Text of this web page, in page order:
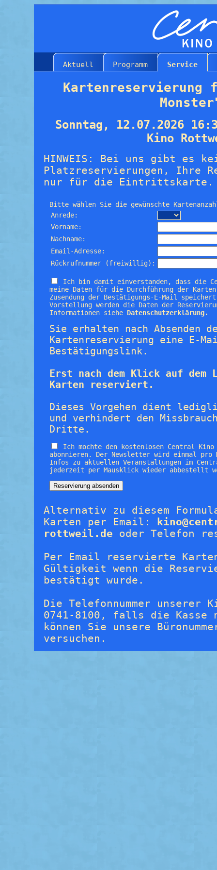
Aktuell Programm Service
Kartenreservierung
Sonntag, 12.07.2026
Kino
HINWEIS: Bei uns gibt es
Platzreservierungen, Ihre
nur für die Eintrittskarte.
Bitte wählen Sie die gewünschte
Anrede:
Vorname:
Nachname:
Email-Adresse:
Rückrufnummer (freiwillig):
Ich bin damit einverstanden, dass die
meine Daten für die Durchführung der
Zusendung der Bestätigungs-E-Mail
Vorstellung werden die Daten der
Informationen siehe Datenschutzerklärung.
Sie erhalten nach Absenden
Kartenreservierung eine E-
Bestätigungslink.
Erst nach dem Klick auf
Karten reserviert.
Dieses Vorgehen dient
und verhindert den
Dritte.
Ich möchte den kostenlosen Central
abonnieren. Der Newsletter wird einmal pro
Infos zu aktuellen Veranstaltungen im
jederzeit per Mausklick wieder abbestellt
Alternativ zu diesem
Karten per Email:
rottweil.de oder Telefon
Per Email reservierte
Gültigkeit wenn die
bestätigt wurde.
Die Telefonnummer unserer
0741-8100, falls die
können Sie unsere
versuchen.